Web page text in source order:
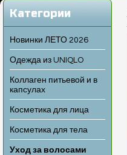
Категории
Новинки ЛЕТО 2026
Одежда из UNIQLO
Коллаген питьевой и в
капсулах
Косметика для лица
Косметика для тела
Уход за волосами